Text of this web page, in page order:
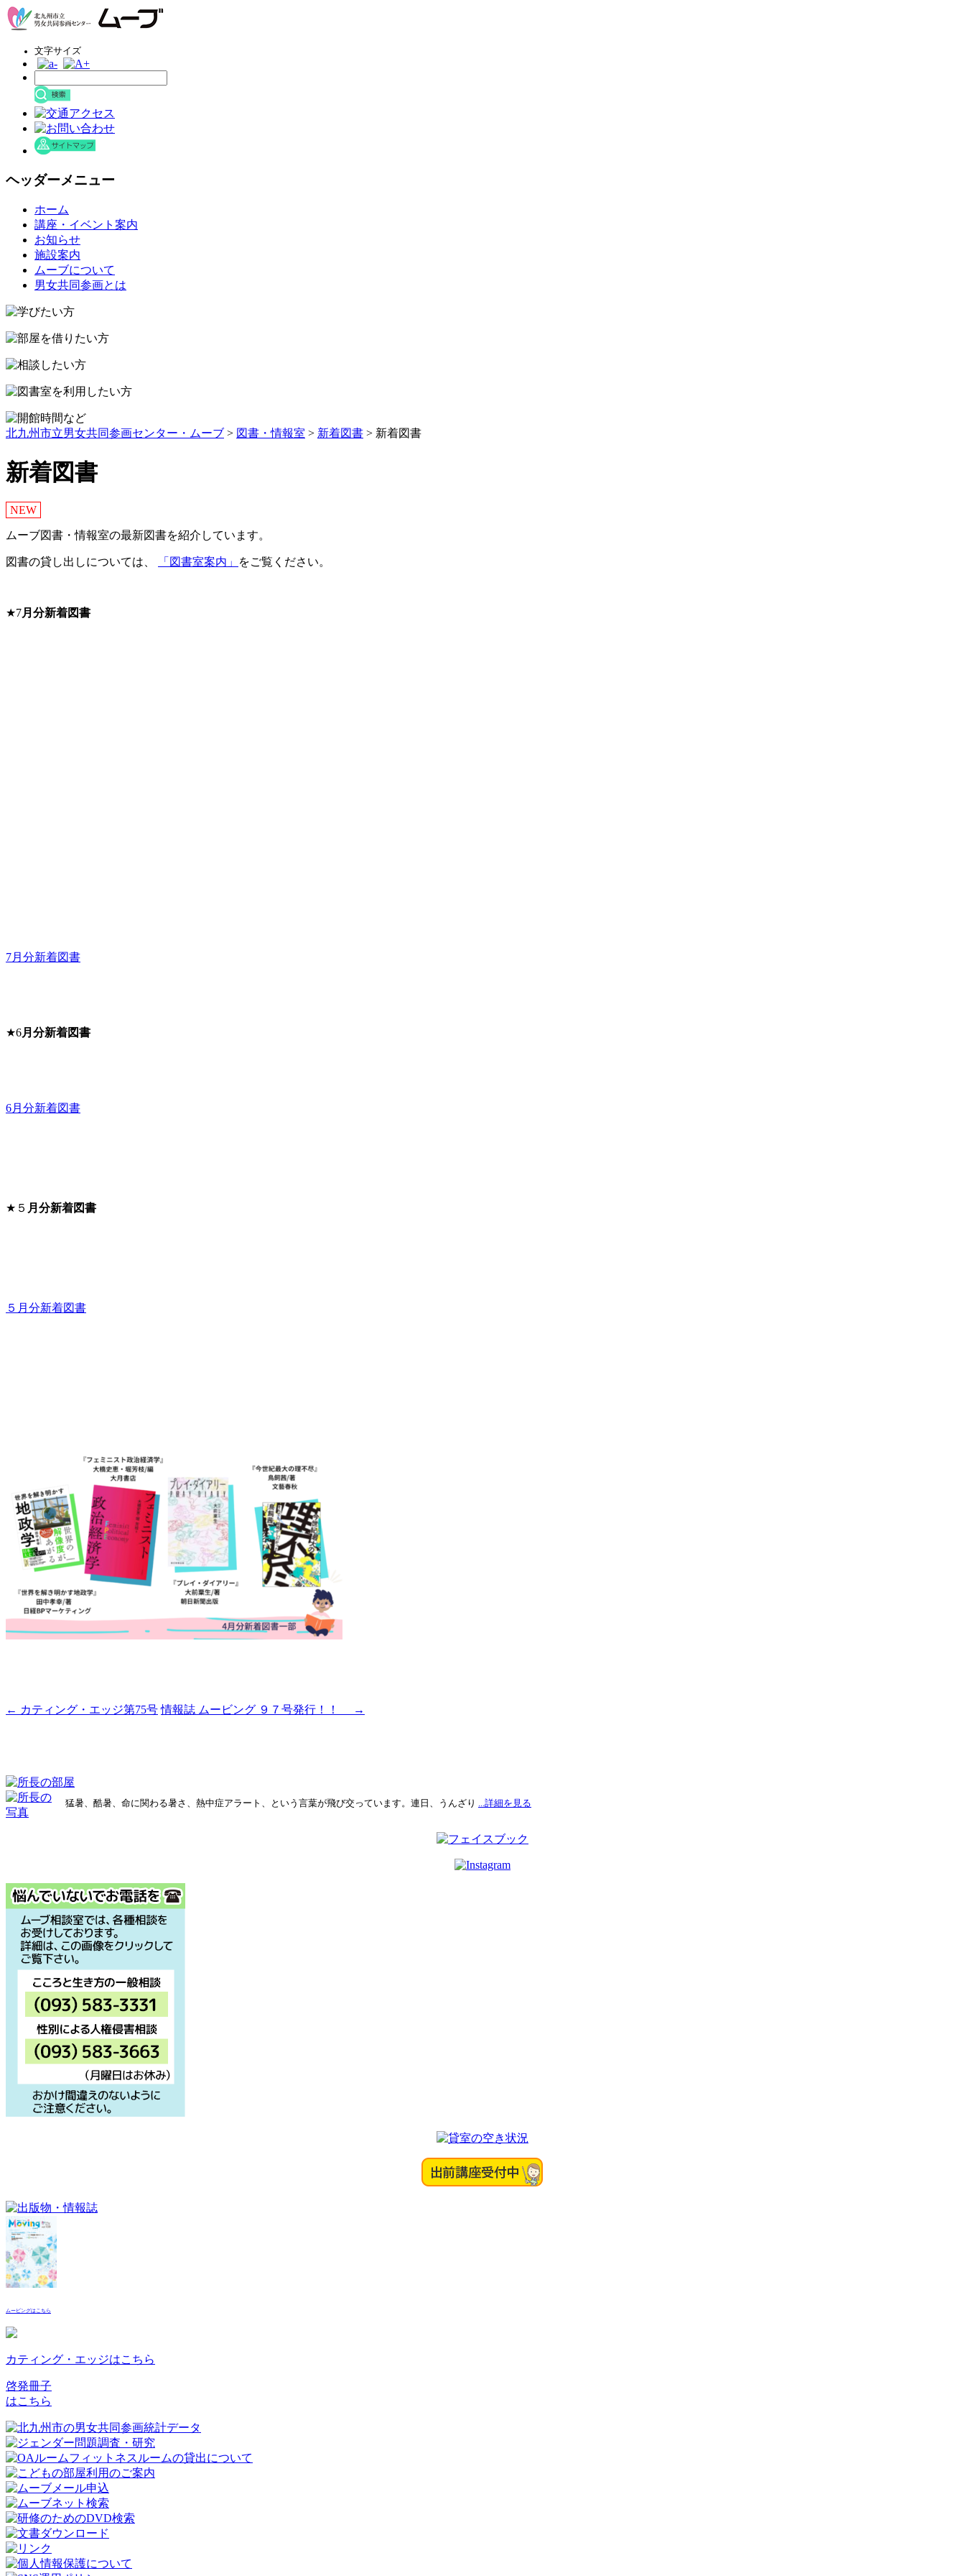
文字サイズ
ヘッダーメニュー
キ
ッ
プ
ホーム
講座・イベント案内
お知らせ
施設案内
ムーブについて
男女共同参画とは
北九州市立男女共同参画センター・ムーブ > 図書・情報室 > 新着図書 > 新着図書
新着図書
NEW
ムーブ図書・情報室の最新図書を紹介しています。
図書の貸し出しについては、 「図書室案内」 をご覧ください。
★7月分新着図書
7月分新着図書
★6月分新着図書
6月分新着図書
★５ 月分新着図書
５月分新着図書
投
ビ
ゲ
ン
← カティング・エッジ第75号 情報誌 ムービング ９７号発行！！ →
猛暑、酷暑、命に関わる暑さ、熱中症アラート、という言葉が飛び交っています。連日、うんざり ...詳細を見る
ムービングはこちら
カティング・エッジはこちら
啓発冊子
はこちら